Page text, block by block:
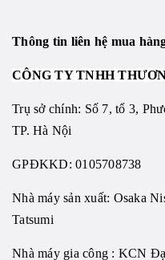
Thông tin liên hệ mua
CÔNG TY TNHH
Trụ sở chính: Số 7, tổ 3,
TP. Hà Nội
GPĐKKD: 0105708738
Nhà máy sản xuất: Osaka
Tatsumi
Nhà máy gia công : KCN